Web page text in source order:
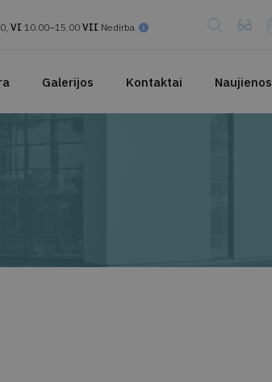
VI 10.00–15.00 VII Nedirba
Galerijos Kontaktai Naujienos